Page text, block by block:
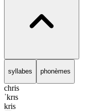
syllabes phonèmes
chris
ˈkrɪs
kris